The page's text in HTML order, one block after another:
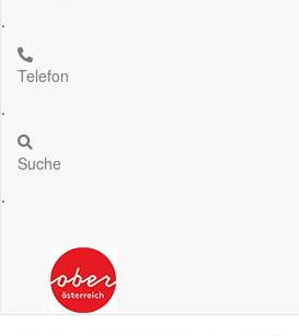
.
Telefon
.
Suche
.